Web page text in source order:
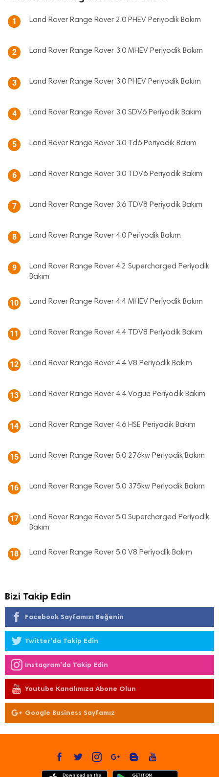
1 Land Rover Range Rover 2.0 PHEV Periyodik Bakım
2 Land Rover Range Rover 3.0 MHEV Periyodik Bakım
3 Land Rover Range Rover 3.0 PHEV Periyodik Bakım
4 Land Rover Range Rover 3.0 SDV6 Periyodik Bakım
5 Land Rover Range Rover 3.0 Td6 Periyodik Bakım
6 Land Rover Range Rover 3.0 TDV6 Periyodik Bakım
7 Land Rover Range Rover 3.6 TDV8 Periyodik Bakım
8 Land Rover Range Rover 4.0 Periyodik Bakım
9
Land Rover Range Rover 4.2 Supercharged Periyodik
Bakım
10 Land Rover Range Rover 4.4 MHEV Periyodik Bakım
11 Land Rover Range Rover 4.4 TDV8 Periyodik Bakım
12 Land Rover Range Rover 4.4 V8 Periyodik Bakım
13 Land Rover Range Rover 4.4 Vogue Periyodik Bakım
14 Land Rover Range Rover 4.6 HSE Periyodik Bakım
15 Land Rover Range Rover 5.0 276kw Periyodik Bakım
16 Land Rover Range Rover 5.0 375kw Periyodik Bakım
17
Land Rover Range Rover 5.0 Supercharged Periyodik
Bakım
18 Land Rover Range Rover 5.0 V8 Periyodik Bakım
Bizi Takip Edin
Facebook Sayfamızı Beğenin
Twitter'da Takip Edin
Instagram'da Takip Edin
Youtube Kanalımıza Abone Olun
Google Business Sayfamız